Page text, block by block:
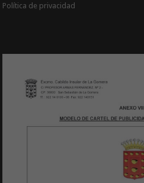
Política de privacidad